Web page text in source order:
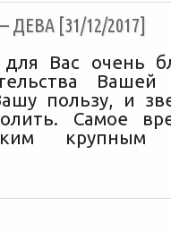
[31/12/2017]
Вас очень
пользу, и
Самое
крупным